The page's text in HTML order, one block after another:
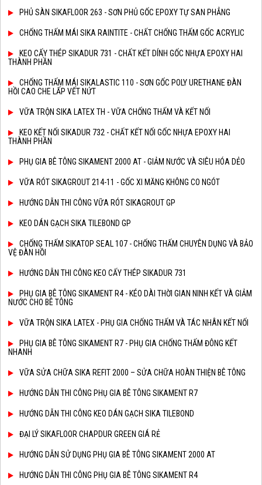
PHỦ SÀN SIKAFLOOR 263 - SƠN PHỦ GỐC EPOXY TỰ SAN PHẲNG
CHỐNG THẤM MÁI SIKA RAINTITE - CHẤT CHỐNG THẤM GỐC ACRYLIC
KEO CẤY THÉP SIKADUR 731 - CHẤT KẾT DÍNH GỐC NHỰA EPOXY HAI
THÀNH PHẦN
CHỐNG THẤM MÁI SIKALASTIC 110 - SƠN GỐC POLY URETHANE ĐÀN
HỒI CAO CHE LẤP VẾT NỨT
VỮA TRỘN SIKA LATEX TH - VỮA CHỐNG THẤM VÀ KẾT NỐI
KEO KẾT NỐI SIKADUR 732 - CHẤT KẾT NỐI GỐC NHỰA EPOXY HAI
THÀNH PHẦN
PHỤ GIA BÊ TÔNG SIKAMENT 2000 AT - GIẢM NƯỚC VÀ SIÊU HÓA DẺO
VỮA RÓT SIKAGROUT 214-11 - GỐC XI MĂNG KHÔNG CO NGÓT
HƯỚNG DẪN THI CÔNG VỮA RÓT SIKAGROUT GP
KEO DÁN GẠCH SIKA TILEBOND GP
CHỐNG THẤM SIKATOP SEAL 107 - CHỐNG THẤM CHUYÊN DỤNG VÀ BẢO
VỆ ĐÀN HỒI
HƯỚNG DẪN THI CÔNG KEO CẤY THÉP SIKADUR 731
PHỤ GIA BÊ TÔNG SIKAMENT R4 - KÉO DÀI THỜI GIAN NINH KẾT VÀ GIẢM
NƯỚC CHO BÊ TÔNG
VỮA TRỘN SIKA LATEX - PHỤ GIA CHỐNG THẤM VÀ TÁC NHÂN KẾT NỐI
PHỤ GIA BÊ TÔNG SIKAMENT R7 - PHỤ GIA CHỐNG THẤM ĐÔNG KẾT
NHANH
VỮA SỬA CHỮA SIKA REFIT 2000 – SỬA CHỮA HOÀN THIỆN BÊ TÔNG
HƯỚNG DẪN THI CÔNG PHỤ GIA BÊ TÔNG SIKAMENT R7
HƯỚNG DẪN THI CÔNG KEO DÁN GẠCH SIKA TILEBOND
ĐẠI LÝ SIKAFLOOR CHAPDUR GREEN GIÁ RẺ
HƯỚNG DẪN SỬ DỤNG PHỤ GIA BÊ TÔNG SIKAMENT 2000 AT
HƯỚNG DẪN THI CÔNG PHỤ GIA BÊ TÔNG SIKAMENT R4